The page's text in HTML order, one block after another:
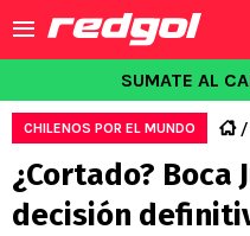
SUMATE AL
CHILENOS POR EL MUNDO
¿Cortado? Boca
decisión